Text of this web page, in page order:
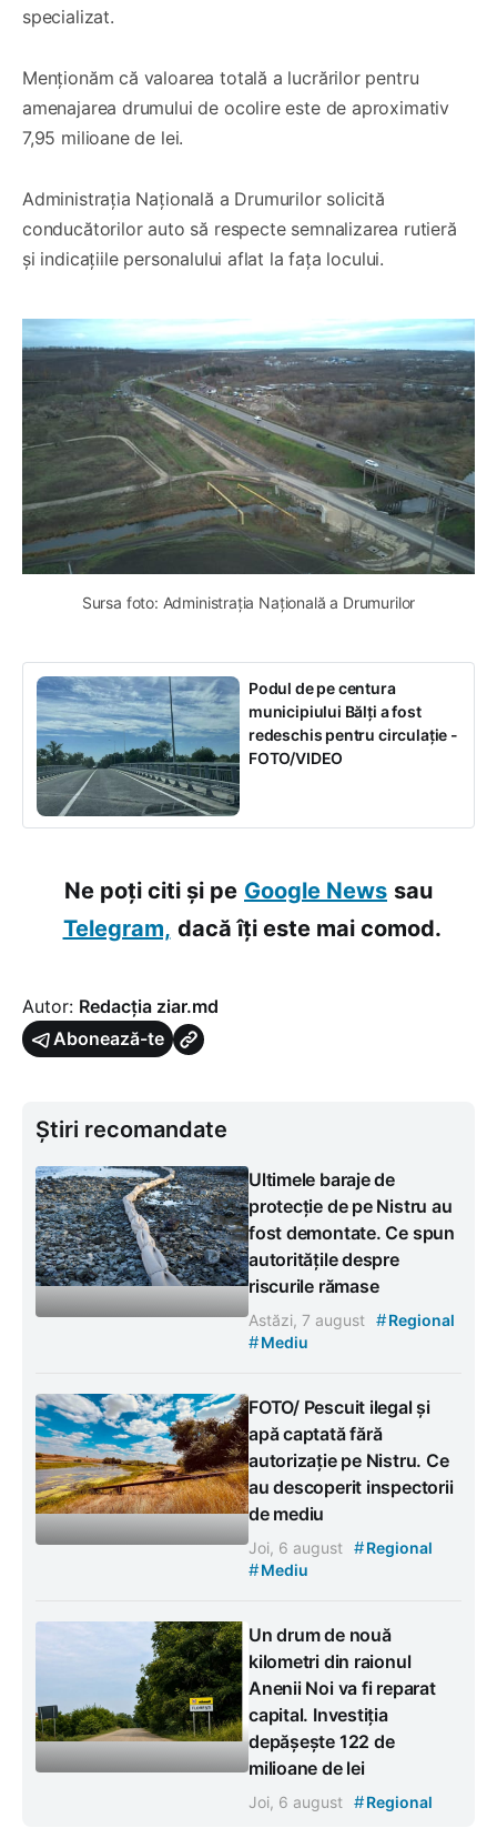
specializat.
Menționăm că valoarea totală a lucrărilor pentru
amenajarea drumului de ocolire este de aproximativ
7,95 milioane de lei.
Administrația Națională a Drumurilor solicită
conducătorilor auto să respecte semnalizarea rutieră
și indicațiile personalului aflat la fața locului.
Sursa foto: Administrația Națională a Drumurilor
Podul de pe centura
municipiului Bălți a fost
redeschis pentru circulație -
FOTO/VIDEO
Ne poți citi și pe Google News sau
Telegram, dacă îți este mai comod.
Autor: Redacția ziar.md
Abonează-te
Știri recomandate
Ultimele baraje de
protecție de pe Nistru au
fost demontate. Ce spun
autoritățile despre
riscurile rămase
Astăzi, 7 august #Regional
#Mediu
FOTO/ Pescuit ilegal și
apă captată fără
autorizație pe Nistru. Ce
au descoperit inspectorii
de mediu
Joi, 6 august #Regional
#Mediu
Un drum de nouă
kilometri din raionul
Anenii Noi va fi reparat
capital. Investiția
depășește 122 de
milioane de lei
Joi, 6 august #Regional